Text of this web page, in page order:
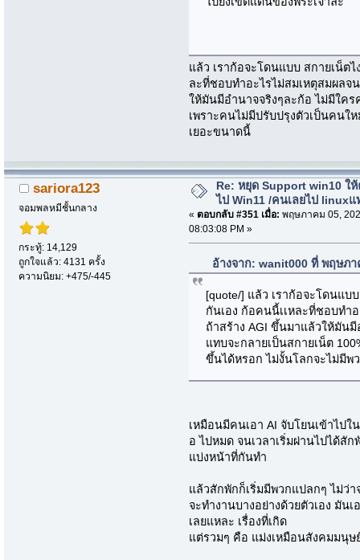
แล้ว เราก้อจะโดนแบบ สกายเน็ต
ละที่ชอบทำอะไรไม่สมเหตุสมผลจ
ให้มันมีอำนาจจริงๆละก้อ ไม่มีใค
เพราะคนไม่มีปรับปรุงตัวเป็นคนใ
เยอะขนาดนี้
sariora123
จอมพลหมีชั้นกลาง
กระทู้: 14,129
ถูกใจแล้ว: 4131 ครั้ง
ความนิยม: +475/-445
Re: หยุด Support win10 ใ
ไป Win11 /คนเลยไป linuxแ
« ตอบกลับ #351 เมื่อ: พฤษภาคม 05,
08:03:08 PM »
อ้างจาก: wanit000 ที่ พฤษภ
[quote/] แล้ว เราก้อจะโดนแบ
กันเอง ก้อคนนี้เเหละที่ชอบทำ
ถ้าสร้าง AGI ขึ้นมาแล้วให้มัน
แทบจะกลายเป็นสกายเน็ต
ขึ้นได้หรอก ไม่งั้นโลกจะไม่มีพ
เหมือนมีคนเอา AI จับโยนเข้าไป
อ ไปหมด จนเวลาเริ่มผ่านไปได้สั
แบ่งหน้าที่กันทำ
แล้วสักพักก็เริ่มมีพวกแปลกๆ ไม่ว่
จะทำงานบางอย่างด้วยตัวเอง มั
เลยแหละ เรื่องที่เกิด
แต่รวมๆ คือ แม่งเหมือนสังคมมนุษ